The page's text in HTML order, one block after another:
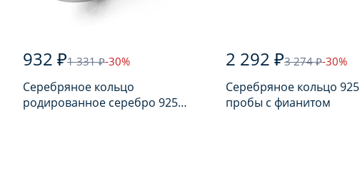
932 ₽1 331 ₽-30%
Серебряное кольцо
родированное серебро 925
2 292 ₽3 274 ₽-30%
Серебряное кольцо 925
пробы с фианитом